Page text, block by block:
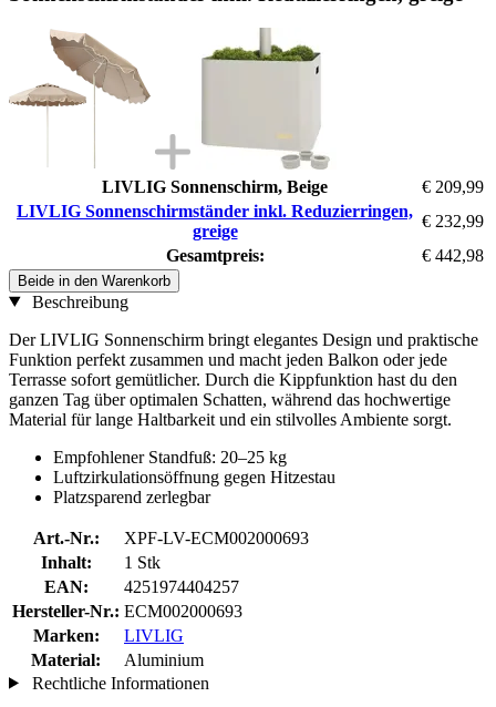
LIVLIG Sonnenschirm, Beige
€ 209,99
LIVLIG Sonnenschirmständer inkl. Reduzierringen,
greige
€ 232,99
Gesamtpreis:
€ 442,98
Beide in den Warenkorb
Beschreibung
Der LIVLIG Sonnenschirm bringt elegantes Design und praktische
Funktion perfekt zusammen und macht jeden Balkon oder jede
Terrasse sofort gemütlicher. Durch die Kippfunktion hast du den
ganzen Tag über optimalen Schatten, während das hochwertige
Material für lange Haltbarkeit und ein stilvolles Ambiente sorgt.
Empfohlener Standfuß: 20–25 kg
Luftzirkulationsöffnung gegen Hitzestau
Platzsparend zerlegbar
Art.-Nr.:
XPF-LV-ECM002000693
Inhalt:
1 Stk
EAN:
4251974404257
Hersteller-Nr.: ECM002000693
Marken:
LIVLIG
Material:
Aluminium
Rechtliche Informationen